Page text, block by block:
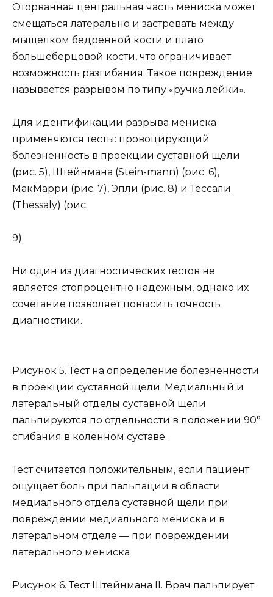
Оторванная центральная часть мениска может
смещаться латерально и застревать между
мыщелком бедренной кости и плато
большеберцовой кости, что ограничивает
возможность разгибания. Такое повреждение
называется разрывом по типу «ручка лейки».
Для идентификации разрыва мениска
применяются тесты: провоцирующий
болезненность в проекции суставной щели
(рис. 5), Штейнмана (Stein-mann) (рис. 6),
МакМарри (рис. 7), Эпли (рис. 8) и Тессали
(Thessaly) (рис.
9).
Ни один из диагностических тестов не
является стопроцентно надежным, однако их
сочетание позволяет повысить точность
диагностики.
Рисунок 5. Тест на определение болезненности
в проекции суставной щели. Медиальный и
латеральный отделы суставной щели
пальпируются по отдельности в положении 90°
сгибания в коленном суставе.
Тест считается положительным, если пациент
ощущает боль при пальпации в области
медиального отдела суставной щели при
повреждении медиального мениска и в
латеральном отделе — при повреждении
латерального мениска
Рисунок 6. Тест Штейнмана II. Врач пальпирует